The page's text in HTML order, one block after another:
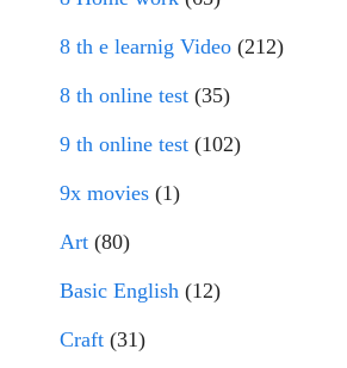
8 th e learnig Video (212)
8 th online test (35)
9 th online test (102)
9x movies (1)
Art (80)
Basic English (12)
Craft (31)